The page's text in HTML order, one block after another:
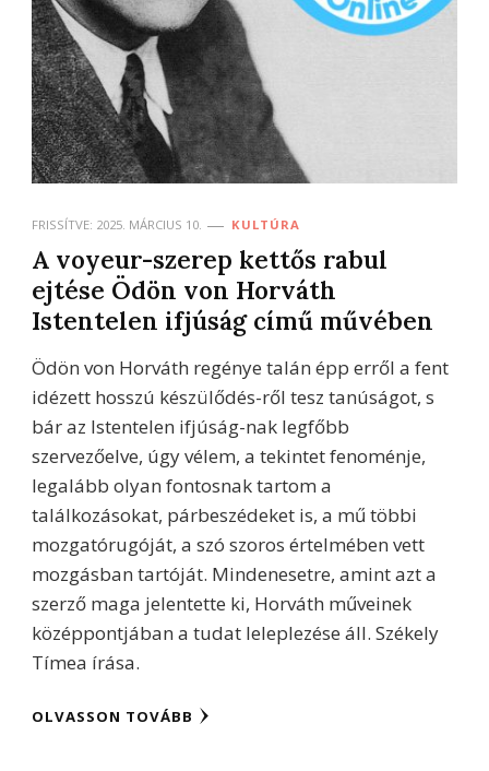
FRISSÍTVE: 2025. MÁRCIUS 10. KULTÚRA
A voyeur-szerep kettős rabul
ejtése Ödön von Horváth
Istentelen ifjúság című művében
Ödön von Horváth regénye talán épp erről a fent
idézett hosszú készülődés-ről tesz tanúságot, s
bár az Istentelen ifjúság-nak legfőbb
szervezőelve, úgy vélem, a tekintet fenoménje,
legalább olyan fontosnak tartom a
találkozásokat, párbeszédeket is, a mű többi
mozgatórugóját, a szó szoros értelmében vett
mozgásban tartóját. Mindenesetre, amint azt a
szerző maga jelentette ki, Horváth műveinek
középpontjában a tudat leleplezése áll. Székely
Tímea írása.
OLVASSON TOVÁBB